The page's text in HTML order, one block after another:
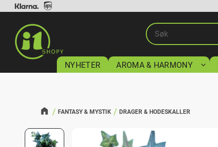
NYHETER AROMA & HARMONY
FANTASY & MYSTIK DRAGER & HODESKALLER